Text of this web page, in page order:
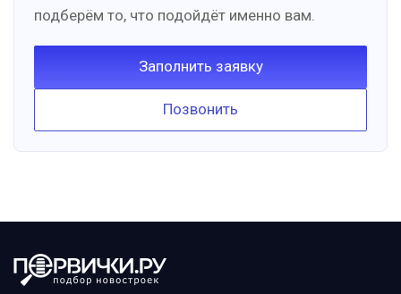
подберём то, что подойдёт именно вам.
Заполнить заявку
Позвонить